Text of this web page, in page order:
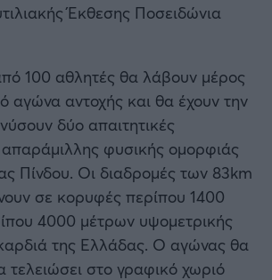
Έκθεσης Ποσειδώνια
100 αθλητές θα λάβουν μέρος
αγώνα αντοχής και θα έχουν την
δύο απαιτητικές
φυσικής ομορφιάς
Πίνδου. Οι διαδρομές των 83km
σε κορυφές περίπου 1400
4000 μέτρων υψομετρικής
της Ελλάδας. Ο αγώνας θα
τελειώσει στο γραφικό χωριό